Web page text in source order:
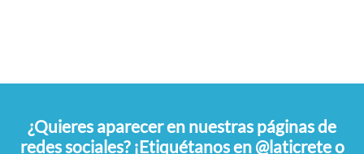
¿Quieres aparecer en nuestras páginas de
redes sociales? ¡Etiquétanos en @laticrete o